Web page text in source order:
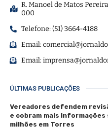
R. Manoel de Matos
000
Telefone: (51) 3664-4188
Email:
Email:
ÚLTIMAS PUBLICAÇÕES
Vereadores defendem
e cobram mais
milhões em Torres